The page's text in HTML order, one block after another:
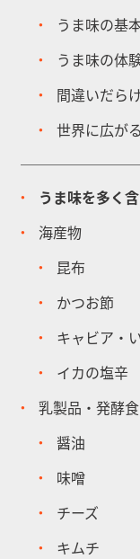
うま味の基
うま味の体
間違いだら
世界に広が
うま味を多く
海産物
昆布
かつお節
キャビア・
イカの塩辛
乳製品・発酵
醤油
味噌
チーズ
キムチ